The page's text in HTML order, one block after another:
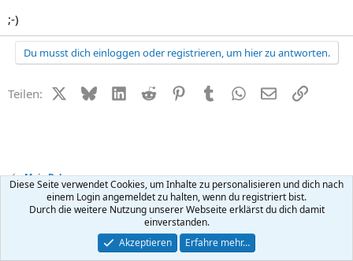
;-)
Du musst dich einloggen oder registrieren, um hier zu antworten.
Teilen: X (Twitter)
BlueskyLinkedIn
Reddit PinterestTumblr WhatsApp
E-MailLink
Mein Baby
Kontakt Nutzungsbedingungen Datenschutz Hilfe
R
Community platform by XenForo ® © 2010-2026 XenForo Ltd.
Diese Seite verwendet Cookies, um Inhalte zu personalisieren und dich nach
einem Login angemeldet zu halten, wenn du registriert bist.
Durch die weitere Nutzung unserer Webseite erklärst du dich damit
einverstanden.
Akzeptieren
Erfahre mehr…